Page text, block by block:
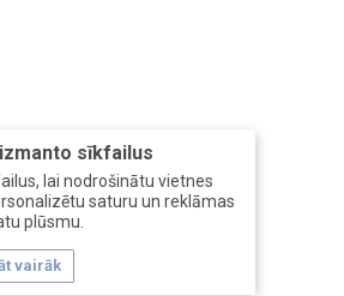
sīkfailus
lai nodrošinātu vietnes
saturu un reklāmas
plūsmu.
vairāk